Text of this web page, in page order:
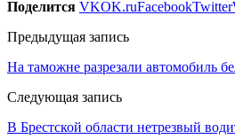
Поделится VKOK.ruFacebookTwitter
Предыдущая запись
На таможне разрезали автомобиль
Следующая запись
В Брестской области нетрезвый